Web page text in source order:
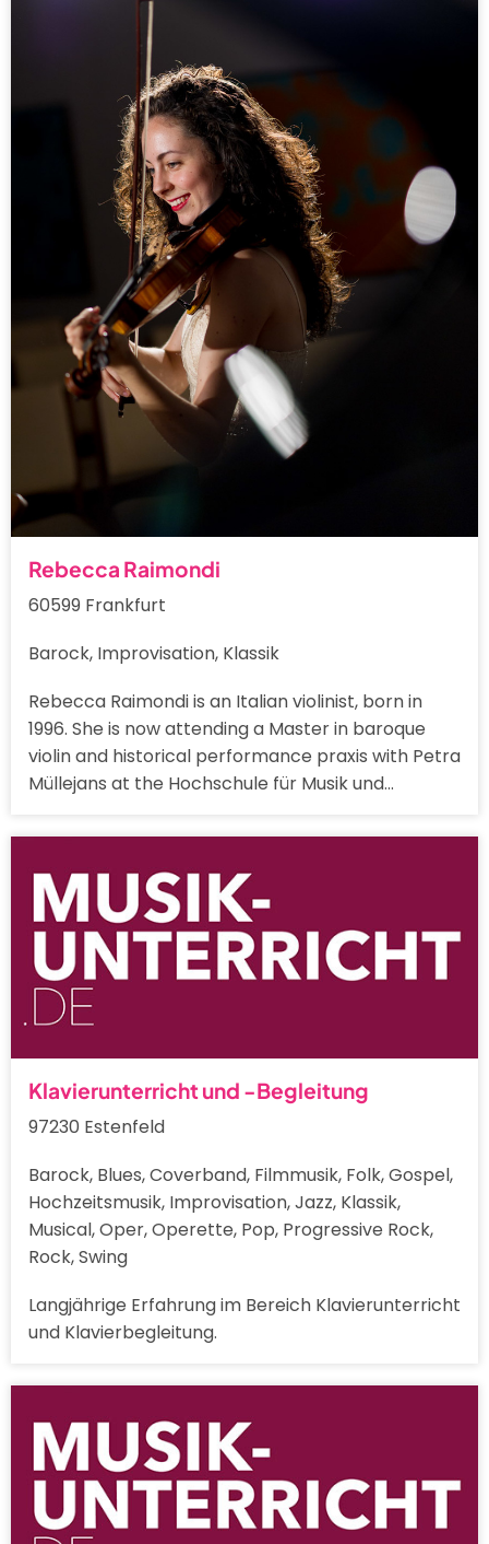
Rebecca Raimondi
60599 Frankfurt
Barock, Improvisation, Klassik
Rebecca Raimondi is an Italian violinist, born in
1996. She is now attending a Master in baroque
violin and historical performance praxis with Petra
Müllejans at the Hochschule für Musik und…
Klavierunterricht und -Begleitung
97230 Estenfeld
Barock, Blues, Coverband, Filmmusik, Folk, Gospel,
Hochzeitsmusik, Improvisation, Jazz, Klassik,
Musical, Oper, Operette, Pop, Progressive Rock,
Rock, Swing
Langjährige Erfahrung im Bereich Klavierunterricht
und Klavierbegleitung.